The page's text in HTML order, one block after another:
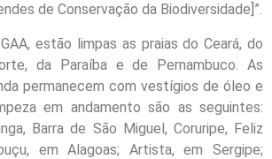
de Conservação da Biodiversidade]”.
estão limpas as praias do Ceará, do
da Paraíba e de Pernambuco. As
permanecem com vestígios de óleo e
em andamento são as seguintes:
Barra de São Miguel, Coruripe, Feliz
em Alagoas; Artista, em Sergipe;